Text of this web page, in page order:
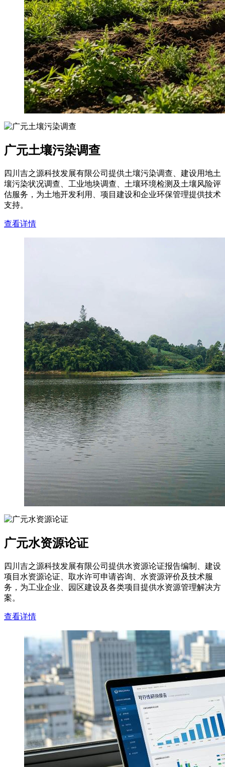
广元土壤污染调查
四川吉之源科技发展有限公司提供土壤污染调查、建设用地土
壤污染状况调查、工业地块调查、土壤环境检测及土壤风险评
估服务，为土地开发利用、项目建设和企业环保管理提供技术
支持。
查看详情
广元水资源论证
四川吉之源科技发展有限公司提供水资源论证报告编制、建设
项目水资源论证、取水许可申请咨询、水资源评价及技术服
务，为工业企业、园区建设及各类项目提供水资源管理解决方
案。
查看详情